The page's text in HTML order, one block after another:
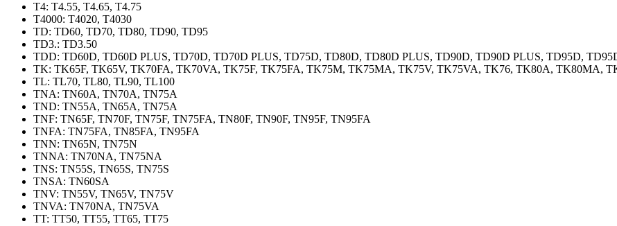
T4: T4.55, T4.65, T4.75
T4000: T4020, T4030
TD: TD60, TD70, TD80, TD90, TD95
TD3.: TD3.50
TDD: TD60D, TD60D PLUS, TD70D, TD70D PLUS, TD75D, TD80D, TD80D PLUS, TD90D, TD90D PLUS, TD95D,
TK: TK65F, TK65V, TK70FA, TK70VA, TK75F, TK75FA, TK75M, TK75MA, TK75V, TK75VA, TK76, TK80A, TK80MA,
TL: TL70, TL80, TL90, TL100
TNA: TN60A, TN70A, TN75A
TND: TN55A, TN65A, TN75A
TNF: TN65F, TN70F, TN75F, TN75FA, TN80F, TN90F, TN95F, TN95FA
TNFA: TN75FA, TN85FA, TN95FA
TNN: TN65N, TN75N
TNNA: TN70NA, TN75NA
TNS: TN55S, TN65S, TN75S
TNSA: TN60SA
TNV: TN55V, TN65V, TN75V
TNVA: TN70NA, TN75VA
TT: TT50, TT55, TT65, TT75